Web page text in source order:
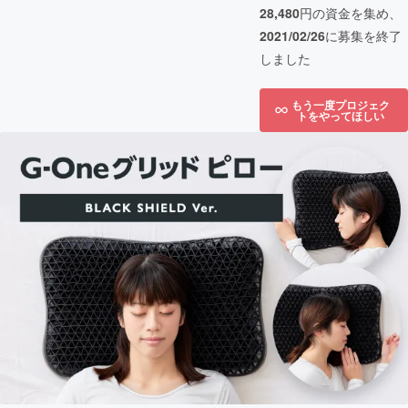
28,480円の資金を集め、
2021/02/26に募集を終了
しました
もう一度プロジェク
トをやってほしい